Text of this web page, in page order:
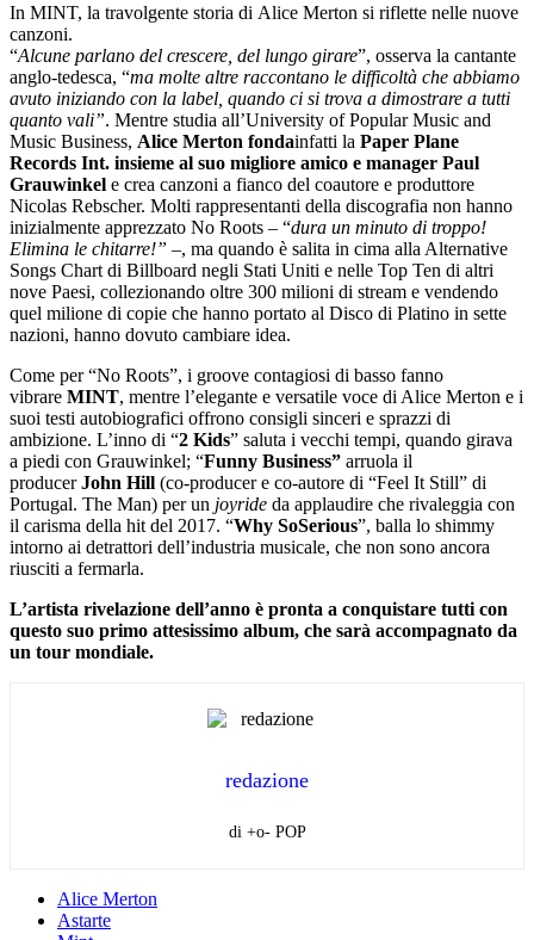
In MINT, la travolgente storia di Alice Merton si riflette nelle nuove
canzoni.
“Alcune parlano del crescere, del lungo girare”, osserva la cantante
anglo-tedesca, “ma molte altre raccontano le difficoltà che abbiamo
avuto iniziando con la label, quando ci si trova a dimostrare a tutti
quanto vali”. Mentre studia all’University of Popular Music and
Music Business, Alice Merton fondainfatti la Paper Plane
Records Int. insieme al suo migliore amico e manager Paul
Grauwinkel e crea canzoni a fianco del coautore e produttore
Nicolas Rebscher. Molti rappresentanti della discografia non hanno
inizialmente apprezzato No Roots – “dura un minuto di troppo!
Elimina le chitarre!” –, ma quando è salita in cima alla Alternative
Songs Chart di Billboard negli Stati Uniti e nelle Top Ten di altri
nove Paesi, collezionando oltre 300 milioni di stream e vendendo
quel milione di copie che hanno portato al Disco di Platino in sette
nazioni, hanno dovuto cambiare idea.
Come per “No Roots”, i groove contagiosi di basso fanno
vibrare MINT, mentre l’elegante e versatile voce di Alice Merton e i
suoi testi autobiografici offrono consigli sinceri e sprazzi di
ambizione. L’inno di “2 Kids” saluta i vecchi tempi, quando girava
a piedi con Grauwinkel; “Funny Business” arruola il
producerJohn Hill (co-producer e co-autore di “Feel It Still” di
Portugal. The Man) per un joyride da applaudire che rivaleggia con
il carisma della hit del 2017. “Why SoSerious”, balla lo shimmy
intorno ai detrattori dell’industria musicale, che non sono ancora
riusciti a fermarla.
L’artista rivelazione dell’anno è pronta a conquistare tutti con
questo suo primo attesissimo album, che sarà accompagnato da
un tour mondiale.
redazione
di +o- POP
Alice Merton
Astarte